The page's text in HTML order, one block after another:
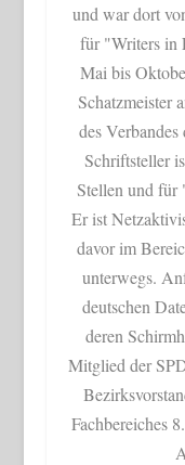
und war dort
für "Writers in
Mai bis
Schatzmeister
des
Schriftsteller
Stellen und für
Er ist
davor im
unterwegs.
deutschen
deren
Mitglied der
Fachbereiches